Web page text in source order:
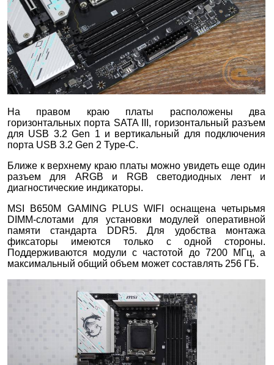
На правом краю платы расположены два
горизонтальных порта SATA III, горизонтальный разъем
для USB 3.2 Gen 1 и вертикальный для подключения
порта USB 3.2 Gen 2 Type-C.
Ближе к верхнему краю платы можно увидеть еще один
разъем для ARGB и RGB светодиодных лент и
диагностические индикаторы.
MSI B650M GAMING PLUS WIFI оснащена четырьмя
DIMM-слотами для установки модулей оперативной
памяти стандарта DDR5. Для удобства монтажа
фиксаторы имеются только с одной стороны.
Поддерживаются модули с частотой до 7200 МГц, а
максимальный общий объем может составлять 256 ГБ.